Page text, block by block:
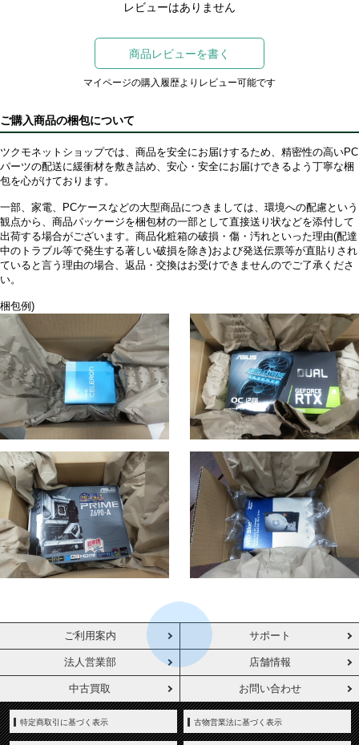
レビューはありません
商品レビューを書く
マイページの購入履歴よりレビュー可能です
ご購入商品の梱包について
ツクモネットショップでは、商品を安全にお届けするため、精密性の高いPC
パーツの配送に緩衝材を敷き詰め、安心・安全にお届けできるよう丁寧な梱
包を心がけております。
一部、家電、PCケースなどの大型商品につきましては、環境への配慮という
観点から、商品パッケージを梱包材の一部として直接送り状などを添付して
出荷する場合がございます。商品化粧箱の破損・傷・汚れといった理由(配達
中のトラブル等で発生する著しい破損を除き)および発送伝票等が直貼りされ
ていると言う理由の場合、返品・交換はお受けできませんのでご了承くださ
い。
梱包例)
ご利用案内 サポート
法人営業部 店舗情報
中古買取 お問い合わせ
特定商取引に基づく表示 古物営業法に基づく表示